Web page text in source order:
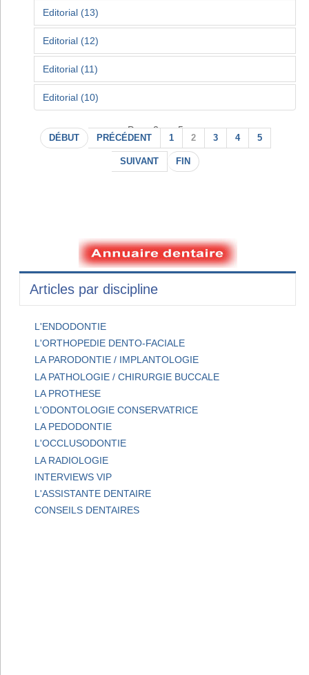
Editorial (13)
Editorial (12)
Editorial (11)
Editorial (10)
Page 2 sur 5
DÉBUT PRÉCÉDENT 1 2 3 4 5
SUIVANT FIN
Articles par discipline
L'ENDODONTIE
L'ORTHOPEDIE DENTO-FACIALE
LA PARODONTIE / IMPLANTOLOGIE
LA PATHOLOGIE / CHIRURGIE BUCCALE
LA PROTHESE
L'ODONTOLOGIE CONSERVATRICE
LA PEDODONTIE
L'OCCLUSODONTIE
LA RADIOLOGIE
INTERVIEWS VIP
L'ASSISTANTE DENTAIRE
CONSEILS DENTAIRES